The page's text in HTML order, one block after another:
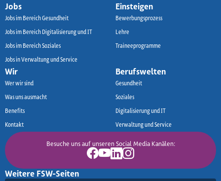
Jobs
Jobs im Bereich Gesundheit
Jobs im Bereich Digitalisierung und IT
Jobs im Bereich Soziales
Jobs in Verwaltung und Service
Einsteigen
Bewerbungsprozess
Lehre
Traineeprogramme
Wir
Wer wir sind
Was uns ausmacht
Benefits
Kontakt
Berufswelten
Gesundheit
Soziales
Digitalisierung und IT
Verwaltung und Service
Besuche uns auf unseren Social Media Kanälen:
Facebook
Youtube
LinkedIn
Instagram
Weitere FSW-Seiten